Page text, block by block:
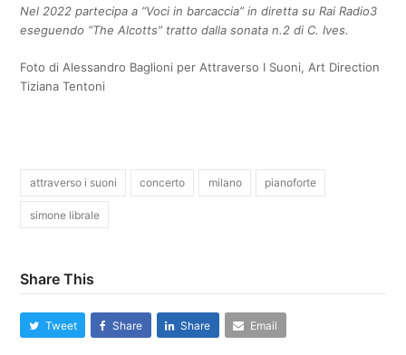
Nel 2022 partecipa a “Voci in barcaccia” in diretta su Rai Radio3
eseguendo “The Alcotts” tratto dalla sonata n.2 di C. Ives.
Foto di Alessandro Baglioni per Attraverso I Suoni, Art Direction
Tiziana Tentoni
attraverso i suoni concerto milano pianoforte
simone librale
Share This
Tweet Share Share Email